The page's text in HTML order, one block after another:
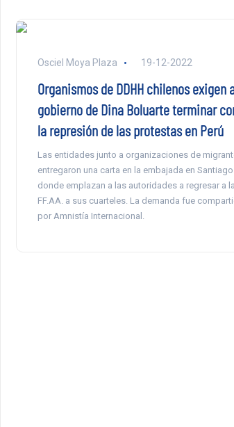
Osciel Moya Plaza 19-12-2022
Organismos de DDHH chilenos exigen
gobierno de Dina Boluarte terminar
la represión de las protestas en Perú
Las entidades junto a organizaciones de
entregaron una carta en la embajada en Santiago
donde emplazan a las autoridades a regresar a
FF.AA. a sus cuarteles. La demanda fue
por Amnistía Internacional.